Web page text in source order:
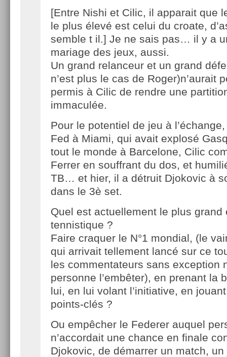
[Entre Nishi et Cilic, il apparait que
le plus élevé est celui du croate,
semble t il.] Je ne sais pas… il y a
mariage des jeux, aussi.
Un grand relanceur et un grand
n’est plus le cas de Roger)n’aurait
permis à Cilic de rendre une
immaculée.
Pour le potentiel de jeu à
Fed à Miami, qui avait explosé
tout le monde à Barcelone, Cilic
Ferrer en souffrant du dos, et
TB… et hier, il a détruit Djokovic à
dans le 3è set.
Quel est actuellement le plus grand
tennistique ?
Faire craquer le N°1 mondial, (le
qui arrivait tellement lancé sur ce
les commentateurs sans exception
personne l’embêter), en prenant la
lui, en lui volant l’initiative, en
points-clés ?
Ou empêcher le Federer auquel
n’accordait une chance en finale
Djokovic, de démarrer un match,